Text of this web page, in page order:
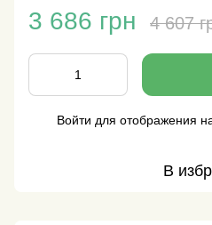
3 686 грн 4 607
Войти для отображения
В